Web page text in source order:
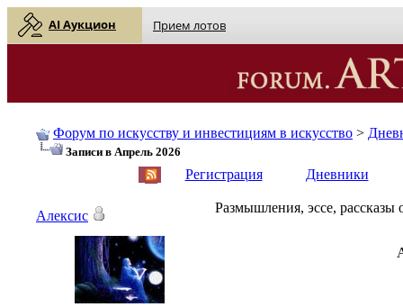
AI Аукцион Прием лотов
Форум по искусству и инвестициям в искусство >
Записи в Апрель 2026
Регистрация Дневники
Размышления, эссе, рассказы
Алексис